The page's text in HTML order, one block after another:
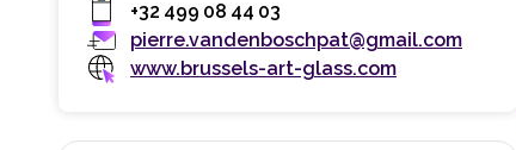
+32 499 08 44 03
pierre.vandenboschpat@gmail.com
www.brussels-art-glass.com